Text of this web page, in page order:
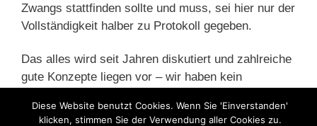
Zwangs stattfinden sollte und muss, sei hier nur der
Vollständigkeit halber zu Protokoll gegeben.
Das alles wird seit Jahren diskutiert und zahlreiche
gute Konzepte liegen vor – wir haben kein
schlichtweg ein Umsetzungsproblem. Man kann
Diese Website benutzt Cookies. Wenn Sie 'Einverstanden'
klicken, stimmen Sie der Verwendung aller Cookies zu.